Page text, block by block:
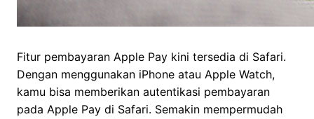
Fitur pembayaran Apple Pay kini tersedia di Safari.
Dengan menggunakan iPhone atau Apple Watch,
kamu bisa memberikan autentikasi pembayaran
pada Apple Pay di Safari. Semakin mempermudah